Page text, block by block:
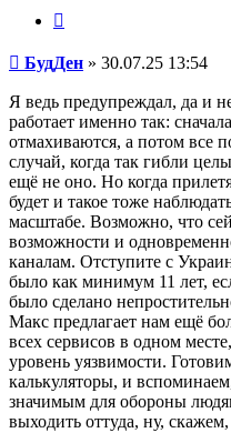
Сообщение
БудДен » 30.07.25 13:54
Я ведь предупреждал, да и
работает именно так:
отмахиваются, а потом все
случай, когда так гибли
ещё не оно. Но когда
будет и такое тоже
масштабе. Возможно, что
возможности и
каналам. Отступите с
было как минимум 11 лет,
было сделано
Макс предлагает нам ещё
всех сервисов в одном
уровень уязвимости.
калькуляторы, и
значимым для обороны
выходить оттуда, ну,